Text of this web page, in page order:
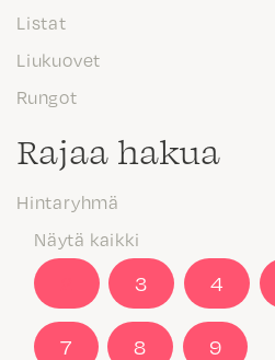
Listat
Liukuovet
Rungot
Rajaa hakua
Hintaryhmä
Näytä kaikki
3 4
7 8 9